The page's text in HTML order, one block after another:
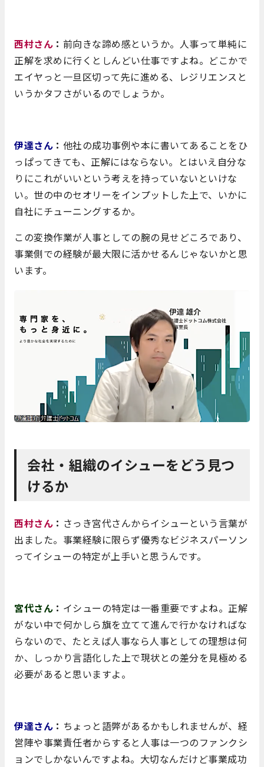
西村さん ： 前向きな諦め感というか。人事って単純に
正解を求めに行くとしんどい仕事ですよね。どこかで
エイヤっと一旦区切って先に進める、レジリエンスと
いうかタフさがいるのでしょうか。
伊達さん ： 他社の成功事例や本に書いてあることをひ
っぱってきても、正解にはならない。とはいえ自分な
りにこれがいいという考えを持っていないといけな
い。世の中のセオリーをインプットした上で、いかに
自社にチューニングするか。
この変換作業が人事としての腕の見せどころであり、
事業側での経験が最大限に活かせるんじゃないかと思
います。
会社・組織のイシューをどう見つ
けるか
西村さん ： さっき宮代さんからイシューという言葉が
出ました。事業経験に限らず優秀なビジネスパーソン
ってイシューの特定が上手いと思うんです。
宮代さん ： イシューの特定は一番重要ですよね。正解
がない中で何かしら旗を立てて進んで行かなければな
らないので、たとえば人事なら人事としての理想は何
か、しっかり言語化した上で現状との差分を見極める
必要があると思いますよ。
伊達さん ： ちょっと語弊があるかもしれませんが、経
営陣や事業責任者からすると人事は一つのファンクシ
ョンでしかないんですよね。大切なんだけど事業成功